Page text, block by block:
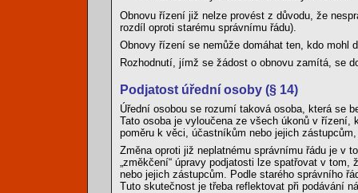
Obnovu řízení již nelze provést z důvodu, že
rozdíl oproti starému správnímu řádu).
Obnovy řízení se nemůže domáhat ten, kdo mohl
Rozhodnutí, jímž se žádost o obnovu zamítá, se
Podjatost úřední osoby (§ 14)
Úřední osobou se rozumí taková osoba, která se
Tato osoba je vyloučena ze všech úkonů v řízení,
poměru k věci, účastníkům nebo jejich
Změna oproti již neplatnému správnímu řádu je v
„změkčení“ úpravy podjatosti lze spatřovat v
nebo jejich zástupcům. Podle starého správního
Tuto skutečnost je třeba reflektovat při podávání